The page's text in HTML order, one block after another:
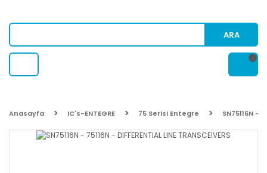
ARA
Anasayfa IC's-ENTEGRE 75 Serisi Entegre SN75116N -